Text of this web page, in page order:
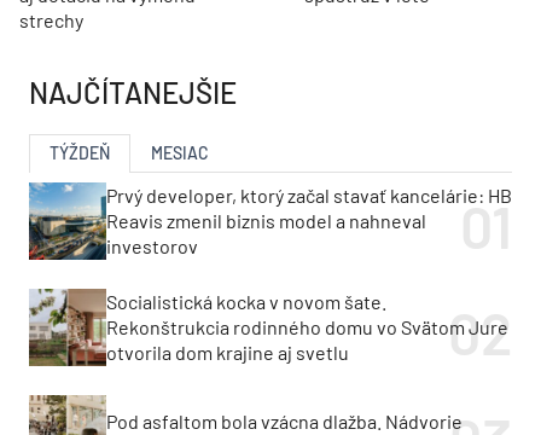
strechy
NAJČÍTANEJŠIE
TÝŽDEŇ MESIAC
Prvý developer, ktorý začal stavať kancelárie: HB
Reavis zmenil biznis model a nahneval
investorov
Socialistická kocka v novom šate.
Rekonštrukcia rodinného domu vo Svätom Jure
otvorila dom krajine aj svetlu
Pod asfaltom bola vzácna dlažba. Nádvorie